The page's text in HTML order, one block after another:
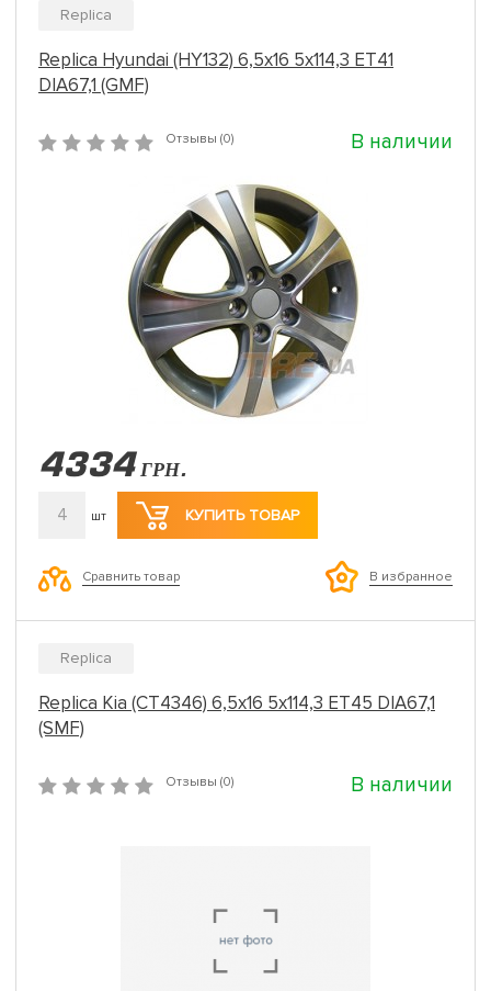
Replica
Replica Hyundai (HY132) 6,5x16 5x114,3 ET41
DIA67,1 (GMF)
Отзывы (0) В наличии
4334 ГРН.
4 шт КУПИТЬ ТОВАР
Сравнить товар В избранное
Replica
Replica Kia (CT4346) 6,5x16 5x114,3 ET45 DIA67,1
(SMF)
Отзывы (0) В наличии